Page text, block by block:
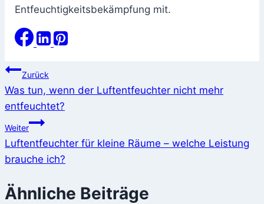
Entfeuchtigkeitsbekämpfung mit.
Beitragsnavigation
Zurück
Was tun, wenn der Luftentfeuchter nicht mehr
entfeuchtet?
Weiter
Luftentfeuchter für kleine Räume – welche Leistung
brauche ich?
Ähnliche Beiträge